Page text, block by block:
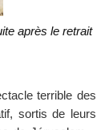
après le retrait
terrible des
sortis de leurs